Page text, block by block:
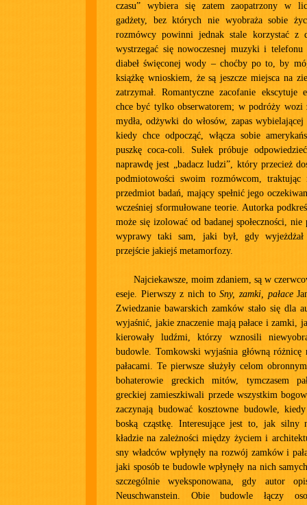
czasu” wybiera się zatem zaopatrzony w
gadżety, bez których nie wyobraża sobie
rozmówcy powinni jednak stale korzystać z
wystrzegać się nowoczesnej muzyki i
diabeł święconej wody – choćby po to, by
książkę wnioskiem, że są jeszcze miejsca na
zatrzymał. Romantyczne zacofanie ekscytuje
chce być tylko obserwatorem; w podróży wozi
mydła, odżywki do włosów, zapas
kiedy chce odpocząć, włącza sobie
puszkę coca-coli. Sułek próbuje
naprawdę jest „badacz ludzi”, który przecież
podmiotowości swoim rozmówcom, traktując
przedmiot badań, mający spełnić jego
wcześniej sformułowane teorie. Autorka
może się izolować od badanej społeczności,
wyprawy taki sam, jaki był, gdy
przejście jakiejś metamorfozy.
Najciekawsze, moim zdaniem, są w
eseje. Pierwszy z nich toSny, zamki, pałace
Zwiedzanie bawarskich zamków stało się dla
wyjaśnić, jakie znaczenie mają pałace i zamki,
kierowały ludźmi, którzy wznosili
budowle. Tomkowski wyjaśnia główną
pałacami. Te pierwsze służyły celom
bohaterowie greckich mitów, tymczasem
greckiej zamieszkiwali przede wszystkim
zaczynają budować kosztowne budowle,
boską cząstkę. Interesujące jest to, jak silny
kładzie na zależności między życiem i
sny władców wpłynęły na rozwój zamków i
jaki sposób te budowle wpłynęły na nich
szczególnie wyeksponowana, gdy autor
Neuschwanstein. Obie budowle łączy